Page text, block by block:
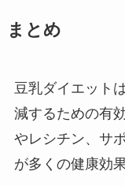
まとめ
豆乳ダイエット
減するための有
やレシチン、サ
が多くの健康効